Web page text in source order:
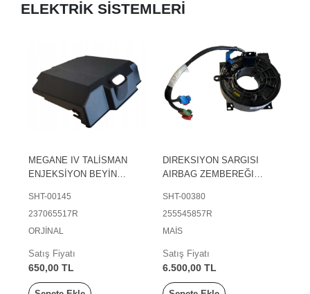
ELEKTRİK SİSTEMLERİ
MEGANE IV TALİSMAN
ENJEKSİYON BEYİN
237065517R
SHT-00145
237065517R
ORJİNAL
Satış Fiyatı
650,00 TL
DIREKSIYON SARGISI
AIRBAG ZEMBEREĞI
KADJAR 2018>
SHT-00380
255545857R
MAİS
Satış Fiyatı
6.500,00 TL